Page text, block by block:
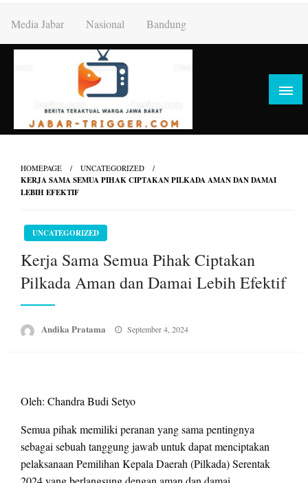
content
Media Jabar Nasional Bandung
HOMEPAGE UNCATEGORIZED
KERJA SAMA SEMUA PIHAK CIPTAKAN PILKADA AMAN DAN DAMAI
LEBIH EFEKTIF
UNCATEGORIZED
Kerja Sama Semua Pihak Ciptakan
Pilkada Aman dan Damai Lebih Efektif
Andika Pratama
Posted
September 4, 2024
Oleh: Chandra Budi Setyo
Semua pihak memiliki peranan yang sama pentingnya
sebagai sebuah tanggung jawab untuk dapat menciptakan
pelaksanaan Pemilihan Kepala Daerah (Pilkada) Serentak